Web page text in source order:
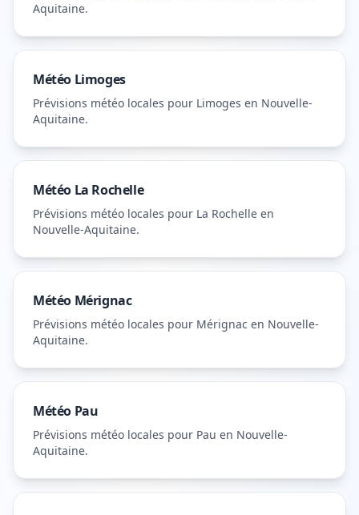
Aquitaine.
Météo Limoges
Prévisions météo locales pour Limoges en Nouvelle-
Aquitaine.
Météo La Rochelle
Prévisions météo locales pour La Rochelle en
Nouvelle-Aquitaine.
Météo Mérignac
Prévisions météo locales pour Mérignac en Nouvelle-
Aquitaine.
Météo Pau
Prévisions météo locales pour Pau en Nouvelle-
Aquitaine.